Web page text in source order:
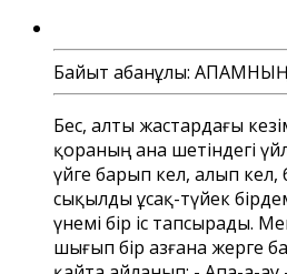
Байыт Қабанұлы:
Бес, алты жастардағы
қораның ана шетіндегі
үйге барып кел, алып кел,
сықылды ұсақ-түйек
үнемі бір іс тапсырады.
шығып бір азғана жерге